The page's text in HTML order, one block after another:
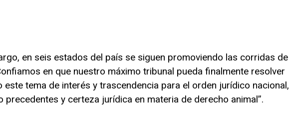
en seis estados del país se siguen promoviendo las corridas de
en que nuestro máximo tribunal pueda finalmente resolver
este tema de interés y trascendencia para el orden jurídico nacional,
precedentes y certeza jurídica en materia de derecho animal”.